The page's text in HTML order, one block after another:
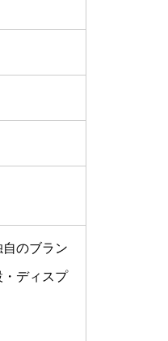
のブラン
ディスプ